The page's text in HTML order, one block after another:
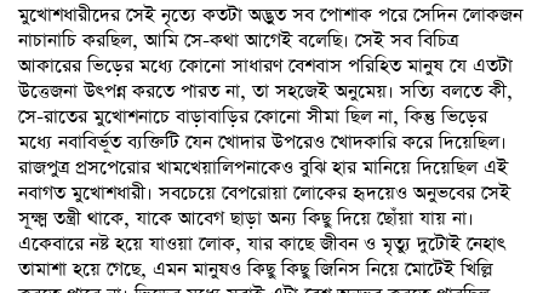
মুখোশধারীদের সেই নৃত্যে কতটা অদ্ভুত সব পোশাক পরে সেদিন লোকজন
নাচানাচি করছিল, আমি সে-কথা আগেই বলেছি। সেই সব বিচিত্র
আকারের ভিড়ের মধ্যে কোনো সাধারণ বেশবাস পরিহিত মানুষ যে এতটা
উত্তেজনা উৎপন্ন করতে পারত না, তা সহজেই অনুমেয়। সত্যি বলতে কী,
সে-রাতের মুখোশনাচে বাড়াবাড়ির কোনো সীমা ছিল না, কিন্তু ভিড়ের
মধ্যে নবাবির্ভূত ব্যক্তিটি যেন খোদার উপরেও খোদকারি করে দিয়েছিল।
রাজপুত্র প্রসপেরোর খামখেয়ালিপনাকেও বুঝি হার মানিয়ে দিয়েছিল এই
নবাগত মুখোশধারী। সবচেয়ে বেপরোয়া লোকের হৃদয়েও অনুভবের সেই
সূক্ষ্ম তন্ত্রী থাকে, যাকে আবেগ ছাড়া অন্য কিছু দিয়ে ছোঁয়া যায় না।
একেবারে নষ্ট হয়ে যাওয়া লোক, যার কাছে জীবন ও মৃত্যু দুটোই নেহাৎ
তামাশা হয়ে গেছে, এমন মানুষও কিছু কিছু জিনিস নিয়ে মোটেই খিল্লি